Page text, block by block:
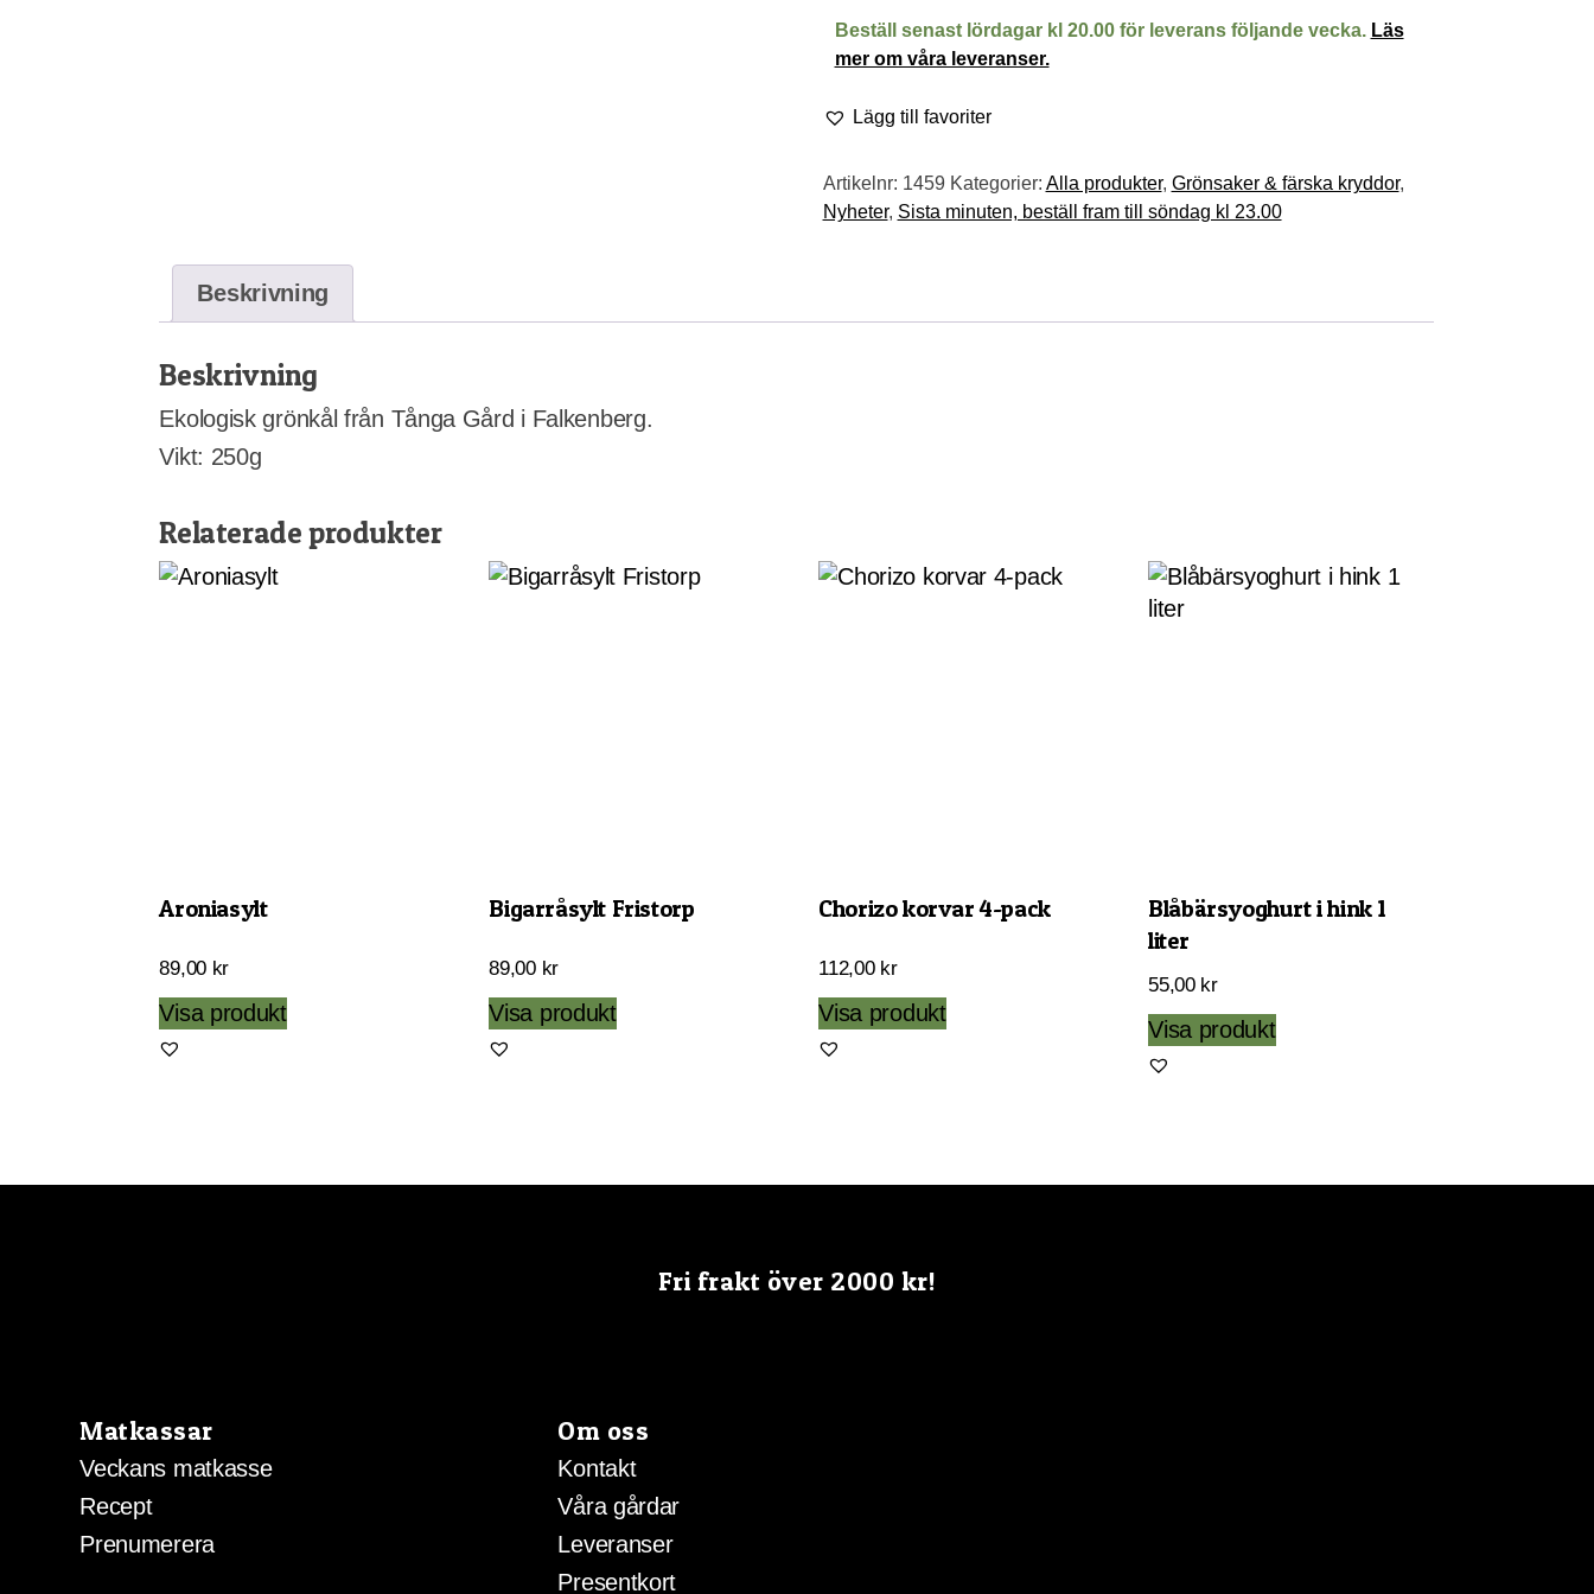
Beställ senast lördagar kl 20.00 för leverans följande vecka. Läs
mer om våra leveranser.
Lägg till favoriter
Artikelnr: 1459 Kategorier: Alla produkter, Grönsaker & färska kryddor,
Nyheter, Sista minuten, beställ fram till söndag kl 23.00
Beskrivning
Beskrivning
Ekologisk grönkål från Tånga Gård i Falkenberg.
Vikt: 250g
Relaterade produkter
Aroniasylt
89,00 kr
Visa produkt
Bigarråsylt Fristorp
89,00 kr
Visa produkt
Chorizo korvar 4-pack
112,00 kr
Visa produkt
Blåbärsyoghurt i hink 1
liter
55,00 kr
Visa produkt
Fri frakt över 2000 kr!
Matkassar
Veckans matkasse
Recept
Prenumerera
Om oss
Kontakt
Våra gårdar
Leveranser
Presentkort